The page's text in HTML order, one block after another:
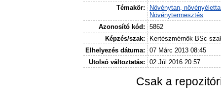
Témakör:
Növénytan,
Növénytermesztés
Azonosító kód:
5862
Képzés/szak:
Kertészmérnök BSc
Elhelyezés dátuma:
07 Márc 2013 08:45
Utolsó változtatás:
02 Júl 2016 20:57
Csak a